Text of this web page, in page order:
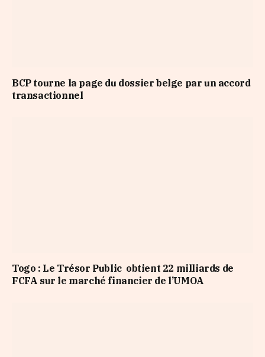
BCP tourne la page du dossier belge par un accord
transactionnel
Togo : Le Trésor Public obtient 22 milliards de
FCFA sur le marché financier de l’UMOA